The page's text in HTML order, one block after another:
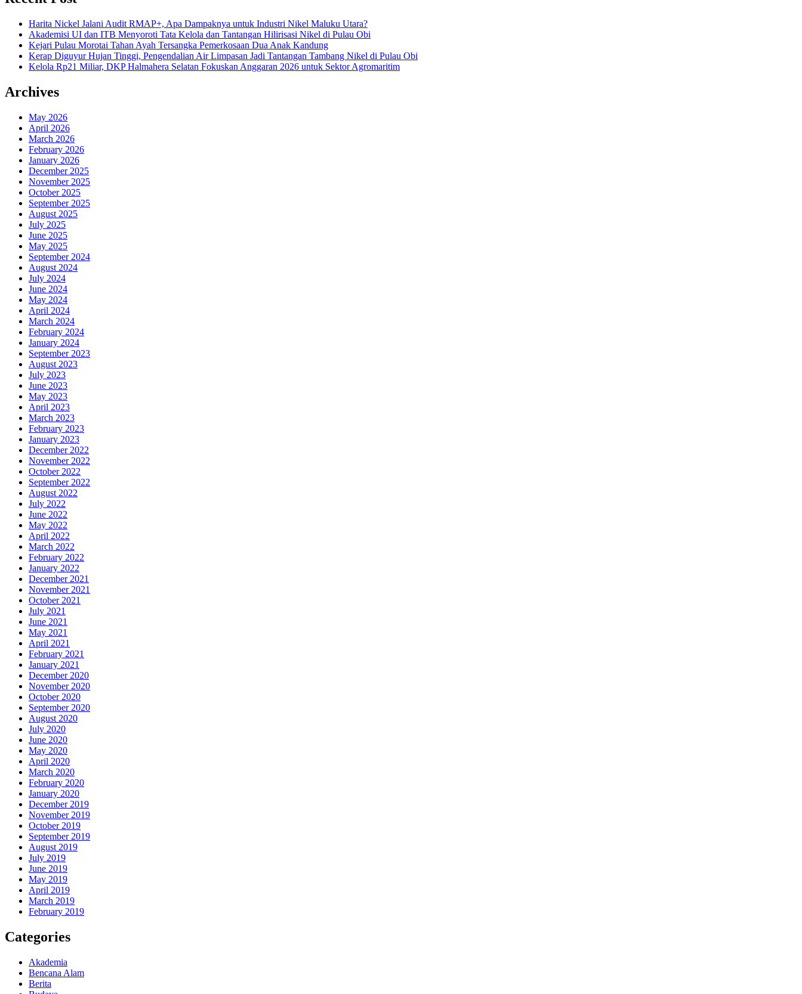
Harita Nickel Jalani Audit RMAP+, Apa Dampaknya untuk Industri Nikel Maluku Utara?
Akademisi UI dan ITB Menyoroti Tata Kelola dan Tantangan Hilirisasi Nikel di Pulau Obi
Kejari Pulau Morotai Tahan Ayah Tersangka Pemerkosaan Dua Anak Kandung
Kerap Diguyur Hujan Tinggi, Pengendalian Air Limpasan Jadi Tantangan Tambang Nikel di Pulau Obi
Kelola Rp21 Miliar, DKP Halmahera Selatan Fokuskan Anggaran 2026 untuk Sektor Agromaritim
Archives
May 2026
April 2026
March 2026
February 2026
January 2026
December 2025
November 2025
October 2025
September 2025
August 2025
July 2025
June 2025
May 2025
September 2024
August 2024
July 2024
June 2024
May 2024
April 2024
March 2024
February 2024
January 2024
September 2023
August 2023
July 2023
June 2023
May 2023
April 2023
March 2023
February 2023
January 2023
December 2022
November 2022
October 2022
September 2022
August 2022
July 2022
June 2022
May 2022
April 2022
March 2022
February 2022
January 2022
December 2021
November 2021
October 2021
July 2021
June 2021
May 2021
April 2021
February 2021
January 2021
December 2020
November 2020
October 2020
September 2020
August 2020
July 2020
June 2020
May 2020
April 2020
March 2020
February 2020
January 2020
December 2019
November 2019
October 2019
September 2019
August 2019
July 2019
June 2019
May 2019
April 2019
March 2019
February 2019
Categories
Akademia
Bencana Alam
Berita